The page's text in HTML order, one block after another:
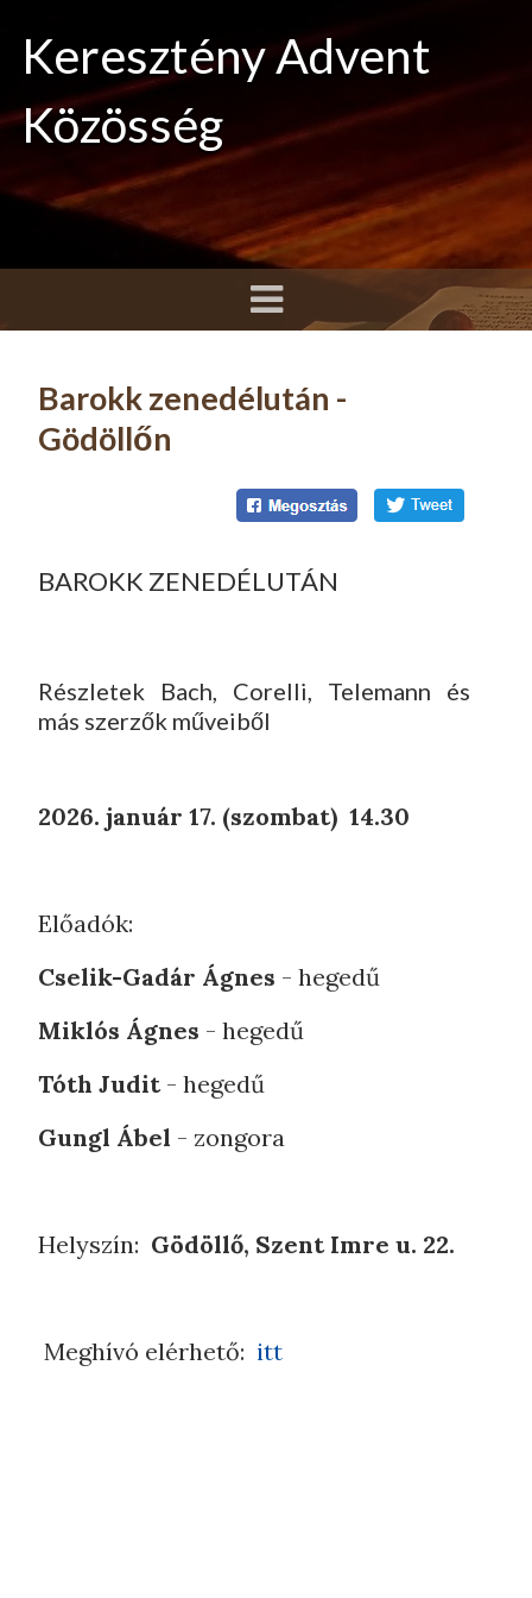
Keresztény Advent
Közösség
Barokk zenedélután -
Gödöllőn
BAROKK ZENEDÉLUTÁN
Részletek Bach, Corelli, Telemann és
más szerzők műveiből
2026. január 17. (szombat) 14.30
Előadók:
Cselik-Gadár Ágnes - hegedű
Miklós Ágnes - hegedű
Tóth Judit- hegedű
Gungl Ábel - zongora
Helyszín: Gödöllő, Szent Imre u. 22.
Meghívó elérhető: itt